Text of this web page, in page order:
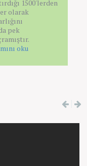
1500'lerden
olarak
pek
oku